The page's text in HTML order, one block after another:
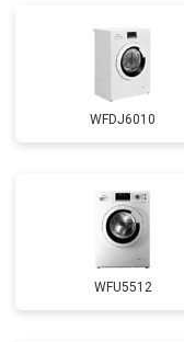
WFDJ6010
WFU5512